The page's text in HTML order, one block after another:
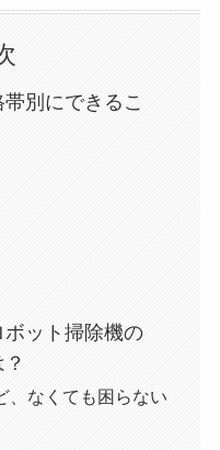
別にできるこ
ット掃除機の
、なくても困らない